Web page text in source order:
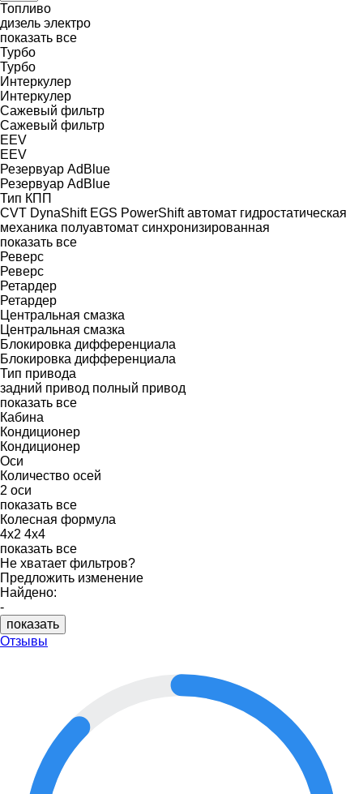
Топливо
дизель электро
показать все
Турбо
Турбо
Интеркулер
Интеркулер
Сажевый фильтр
Сажевый фильтр
EEV
EEV
Резервуар AdBlue
Резервуар AdBlue
Тип КПП
CVT DynaShift EGS PowerShift автомат гидростатическая
механика полуавтомат синхронизированная
показать все
Реверс
Реверс
Ретардер
Ретардер
Центральная смазка
Центральная смазка
Блокировка дифференциала
Блокировка дифференциала
Тип привода
задний привод полный привод
показать все
Кабина
Кондиционер
Кондиционер
Оси
Количество осей
2 оси
показать все
Колесная формула
4x2 4x4
показать все
Не хватает фильтров?
Предложить изменение
Найдено:
-
показать
Отзывы